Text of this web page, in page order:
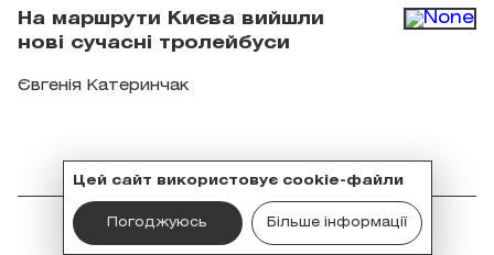
На маршрути Києва вийшли
нові сучасні тролейбуси
Євгенія Катеринчак
Цей сайт використовує cookie-файли
Погоджуюсь Більше інформації